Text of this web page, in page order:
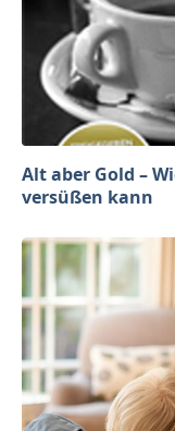
Alt aber Gold –
versüßen kann